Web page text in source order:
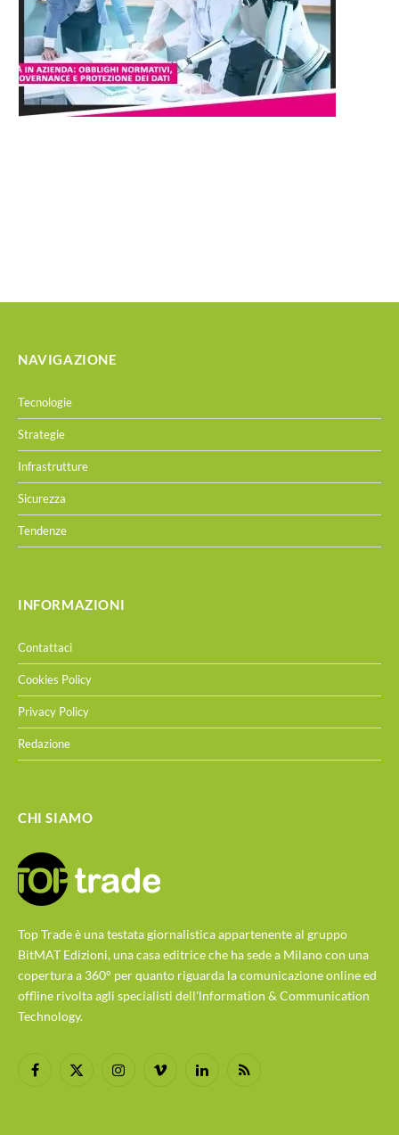
NAVIGAZIONE
Tecnologie
Strategie
Infrastrutture
Sicurezza
Tendenze
INFORMAZIONI
Contattaci
Cookies Policy
Privacy Policy
Redazione
CHI SIAMO
Top Trade è una testata giornalistica appartenente al gruppo
BitMAT Edizioni, una casa editrice che ha sede a Milano con una
copertura a 360° per quanto riguarda la comunicazione online ed
offline rivolta agli specialisti dell'lnformation & Communication
Technology.
Facebook
X
InstagramVimeo LinkedInRSS